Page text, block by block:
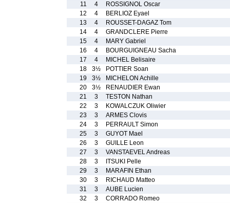
11
4
ROSSIGNOL Oscar
12
4
BERLIOZ Eyael
13
4
ROUSSET-DAGAZ Tom
14
4
GRANDCLERE Pierre
15
4
MARY Gabriel
16
4
BOURGUIGNEAU Sacha
17
4
MICHEL Belisaire
18
3½
POTTIER Soan
19
3½
MICHELON Achille
20
3½
RENAUDIER Ewan
21
3
TESTON Nathan
22
3
KOWALCZUK Oliwier
23
3
ARMES Clovis
24
3
PERRAULT Simon
25
3
GUYOT Mael
26
3
GUILLE Leon
27
3
VANSTAEVEL Andreas
28
3
ITSUKI Pelle
29
3
MARAFIN Ethan
30
3
RICHAUD Matteo
31
3
AUBE Lucien
32
3
CORRADO Romeo